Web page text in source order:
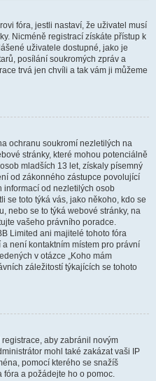
fóra, jestli nastaví, že uživatel musí
Nicméně registrací získáte přístup k
uživatele dostupné, jako je
posílání soukromých zpráv a
trvá jen chvíli a tak vám ji můžeme
ochranu soukromí nezletilých na
stránky, které mohou potenciálně
mladších 13 let, získaly písemný
od zákonného zástupce povolující
od nezletilých osob
se toto týká vás, jako někoho, kdo se
nebo se to týká webové stránky, na
vašeho právního poradce.
Limited ani majitelé tohoto fóra
není kontaktním místem pro právní
v otázce „Koho mám
záležitostí týkajících se tohoto
aby zabránil novým
mohl také zakázat vaši IP
pomocí kterého se snažíš
fóra a požádejte ho o pomoc.